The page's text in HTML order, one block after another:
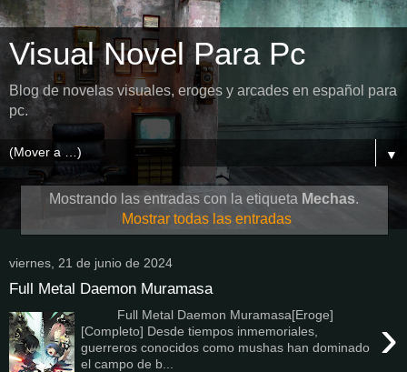
Visual Novel Para Pc
Blog de novelas visuales, eroges y arcades en español para
pc.
▼
Mostrando las entradas con la etiqueta Mechas.
Mostrar todas las entradas
viernes, 21 de junio de 2024
Full Metal Daemon Muramasa
›
Full Metal Daemon Muramasa[Eroge]
[Completo] Desde tiempos inmemoriales,
guerreros conocidos como mushas han dominado
el campo de b...